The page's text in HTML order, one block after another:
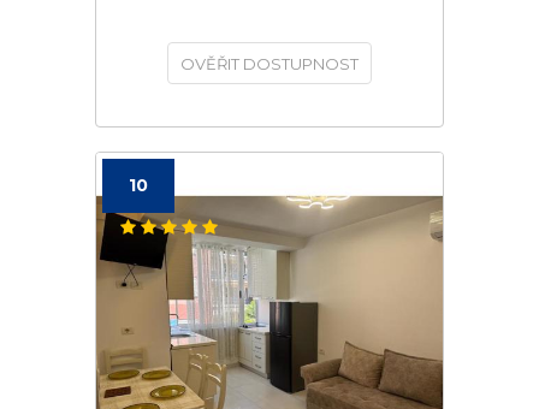
OVĚŘIT DOSTUPNOST
10